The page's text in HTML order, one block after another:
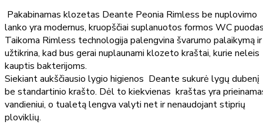
Pakabinamas klozetas Deante Peonia Rimless be nuplovimo
lanko yra modernus, kruopščiai suplanuotos formos WC
Taikoma Rimless technologija palengvina švarumo palaikymą ir
užtikrina, kad bus gerai nuplaunami klozeto kraštai, kurie neleis
kauptis bakterijoms.
Siekiant aukščiausio lygio higienos Deante sukurė lygų dubenį
be standartinio krašto. Dėl to kiekvienas kraštas yra
vandieniui, o tualetą lengva valyti net ir nenaudojant stiprių
ploviklių.